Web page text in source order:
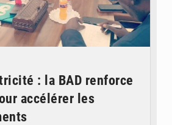
: la BAD renforce
accélérer les